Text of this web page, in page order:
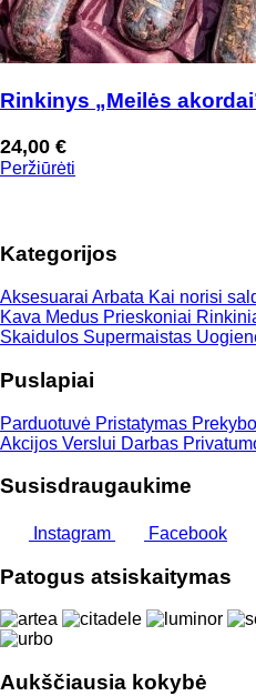
Rinkinys „Meilės
24,00 €
Peržiūrėti
Kategorijos
Aksesuarai Arbata Kai norisi
Kava Medus Prieskoniai
Skaidulos Supermaistas
Puslapiai
Parduotuvė Pristatymas
Akcijos Verslui Darbas
Susisdraugaukime
Instagram Facebook
Patogus atsiskaitymas
Aukščiausia kokybė